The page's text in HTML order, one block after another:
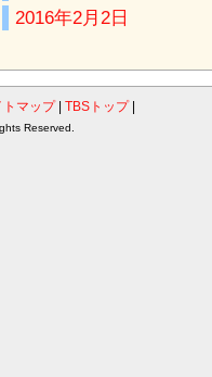
2016年2月2日
トマップ TBSトップ|
Reserved.